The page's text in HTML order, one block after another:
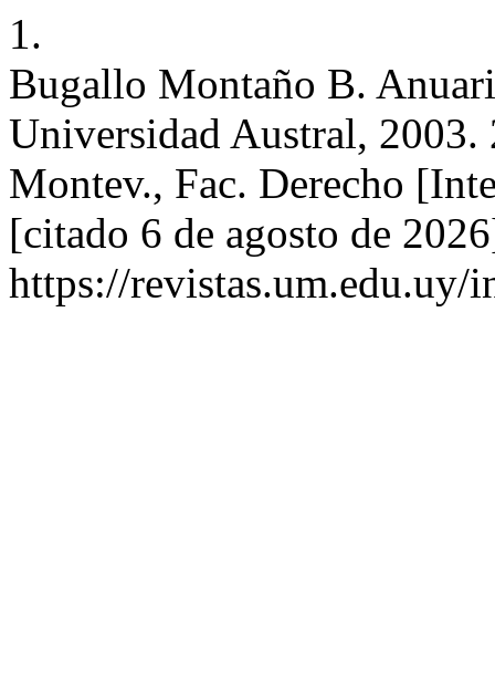
1.
Bugallo Montaño B.
Universidad Austral, 2003.
Montev., Fac. Derecho
[citado 6 de agosto de
https://revistas.um.edu.uy/